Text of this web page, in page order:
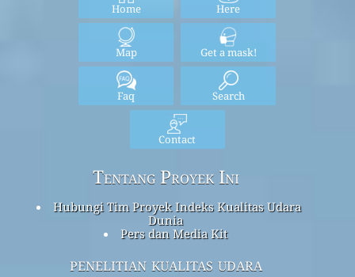
Home Here
Map Get a mask!
Faq Search
Contact
Tentang Proyek Ini
Hubungi Tim Proyek Indeks Kualitas Udara
Dunia
Pers dan Media Kit
penelitian kualitas udara